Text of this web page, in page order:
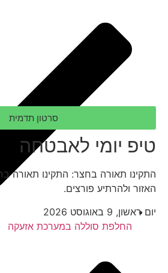
החלפת סוללה במערכת אזעקה
סרטון תדמית
טיפ יומי לאבטחה
התקינו תאורה בחצר: התקינו תאורה
האזור ולהרתיע פורצים.
יום ראשון, 9 באוגוסט 2026